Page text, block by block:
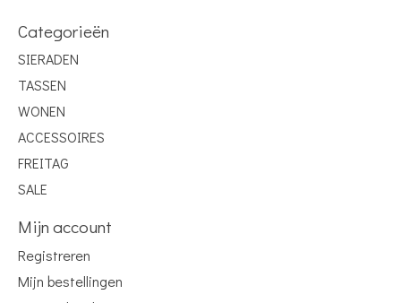
Categorieën
SIERADEN
TASSEN
WONEN
ACCESSOIRES
FREITAG
SALE
Mijn account
Registreren
Mijn bestellingen